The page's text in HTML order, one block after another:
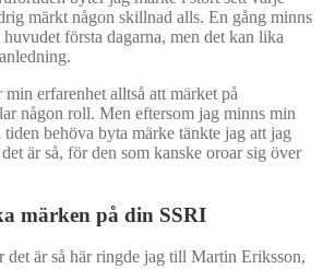
märkt någon skillnad alls. En gång minns
första dagarna, men det kan lika
erfarenhet alltså att märket på
någon roll. Men eftersom jag minns min
behöva byta märke tänkte jag att jag
är så, för den som kanske oroar sig över
märken på din SSRI
det är så här ringde jag till Martin Eriksson,